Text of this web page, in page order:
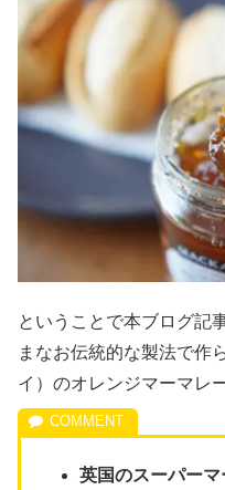
ということで本ブログ記
まなお伝統的な製法で作
イ）のオレンジマーマレ
英国のスーパー